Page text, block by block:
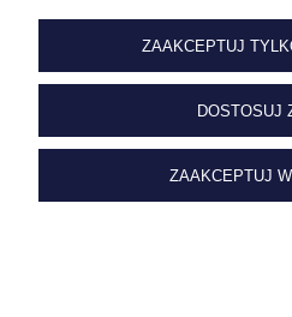
ZAAKCEPTUJ
DOSTOSUJ
ZAAKCEPTUJ